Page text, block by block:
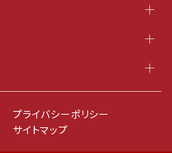
プライバシーポリシー
サイトマップ